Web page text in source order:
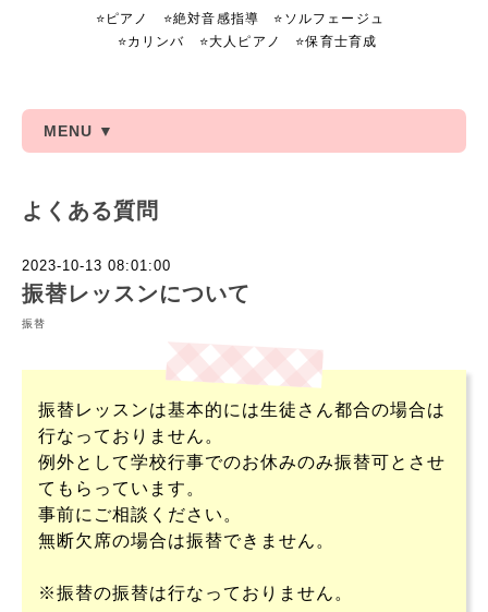
⭐️ピアノ ⭐️絶対音感指導 ⭐️ソルフェージュ
⭐️カリンバ ⭐️大人ピアノ ⭐️保育士育成
MENU ▼
よくある質問
2023-10-13 08:01:00
振替レッスンについて
振替
振替レッスンは基本的には生徒さん都合の場合は
行なっておりません。
例外として学校行事でのお休みのみ振替可とさせ
てもらっています。
事前にご相談ください。
無断欠席の場合は振替できません。
※振替の振替は行なっておりません。